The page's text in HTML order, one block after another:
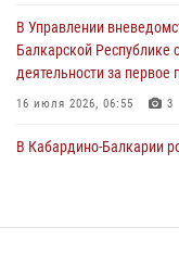
В Управлении
Балкарской Республике
деятельности за первое
16 июля 2026, 06:55 3
В Кабардино-Балкарии